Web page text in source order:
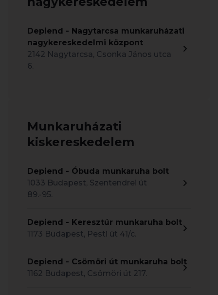
Depiend - Nagytarcsa munkaruházati
nagykereskedelmi központ
2142 Nagytarcsa, Csonka János utca
6.
Munkaruházati
kiskereskedelem
Depiend - Óbuda munkaruha bolt
1033 Budapest, Szentendrei út
89.-95.
Depiend - Keresztúr munkaruha bolt
1173 Budapest, Pesti út 41/c.
Depiend - Csömöri út munkaruha bolt
1162 Budapest, Csömöri út 217.